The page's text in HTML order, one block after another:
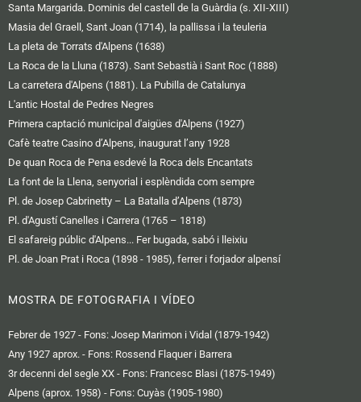
Santa Margarida. Dominis del castell de la Guàrdia (s. XII-XIII)
Masia del Graell, Sant Joan (1714), la pallissa i la teuleria
La pleta de Torrats d'Alpens (1638)
La Roca de la Lluna (1873). Sant Sebastià i Sant Roc (1888)
La carretera d'Alpens (1881). La Pubilla de Catalunya
L'antic Hostal de Pedres Negres
Primera captació municipal d'aigües d'Alpens (1927)
Cafè teatre Casino d’Alpens, inaugurat l’any 1928
De quan Roca de Pena esdevé la Roca dels Encantats
La font de la Llena, senyorial i esplèndida com sempre
Pl. de Josep Cabrinetty – La Batalla d’Alpens (1873)
Pl. d'Agustí Canelles i Carrera (1765 – 1818)
El safareig públic d'Alpens... Fer bugada, sabó i lleixiu
Pl. de Joan Prat i Roca (1898 - 1985), ferrer i forjador alpensí
MOSTRA DE FOTOGRAFIA I VÍDEO
Febrer de 1927 - Fons: Josep Marimon i Vidal (1879-1942)
Any 1927 aprox. - Fons: Rossend Flaquer i Barrera
3r decenni del segle XX - Fons: Francesc Blasi (1875-1949)
Alpens (aprox. 1958) - Fons: Cuyàs (1905-1980)